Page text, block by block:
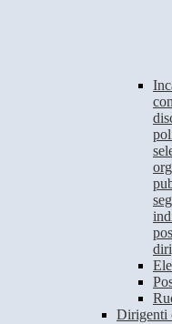
Dirigenti